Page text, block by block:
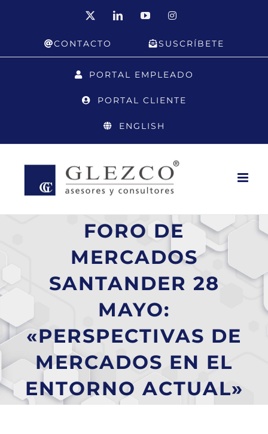
LinkedInYouTubeInstagram
CONTACTO SUSCRÍBETE
PORTAL EMPLEADO
PORTAL CLIENTE
ENGLISH
FORO DE
MERCADOS
SANTANDER 28
MAYO:
«PERSPECTIVAS DE
MERCADOS EN EL
ENTORNO ACTUAL»